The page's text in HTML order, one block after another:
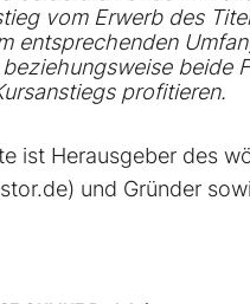
vom Erwerb des
entsprechenden
beide
profitieren.
ist Herausgeber des
und Gründer